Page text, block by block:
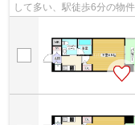
して多い、駅徒歩6分の物
区エリアにある賃貸情報の